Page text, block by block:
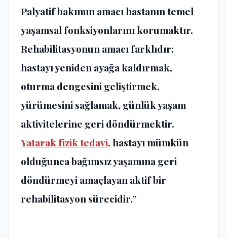
Palyatif bakımın amacı hastanın temel
yaşamsal fonksiyonlarını korumaktır.
Rehabilitasyonun amacı farklıdır:
hastayı yeniden ayağa kaldırmak,
oturma dengesini geliştirmek,
yürümesini sağlamak, günlük yaşam
aktivitelerine geri döndürmektir.
Yatarak fizik tedavi, hastayı mümkün
olduğunca bağımsız yaşamına geri
döndürmeyi amaçlayan aktif bir
rehabilitasyon sürecidir.”